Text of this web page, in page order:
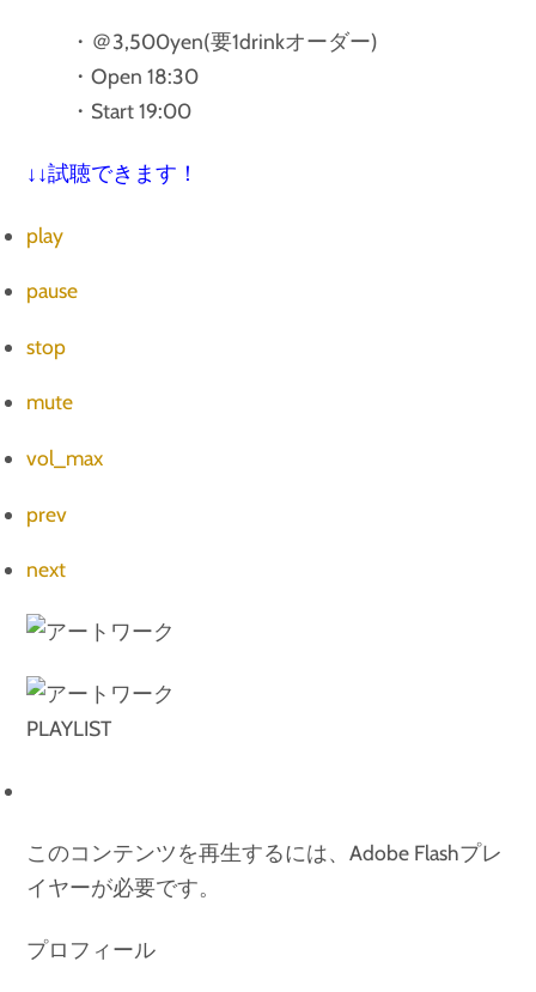
・＠3,500yen(要1drinkオーダー)
・Open 18:30
・Start 19:00
↓↓試聴できます！
play
pause
stop
mute
vol_max
prev
next
PLAYLIST
このコンテンツを再生するには、Adobe Flashプレ
イヤーが必要です。
プロフィール